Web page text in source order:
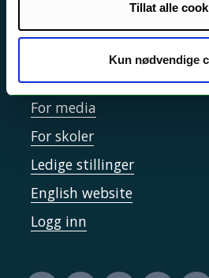
Tillat alle
Kun nødvendige
Tilgjengelighetserklæring
Kontakt UiT
For media
For skoler
Ledige stillinger
English website
Logg inn